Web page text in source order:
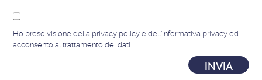
Ho preso visione della privacy policy e dell'informativa privacy ed
acconsento al trattamento dei dati.